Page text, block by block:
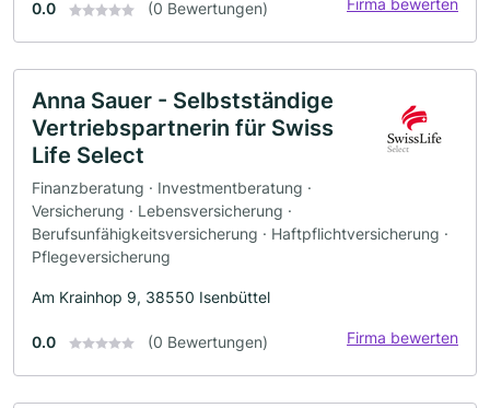
0.0 (0 Bewertungen) Firma bewerten
Anna Sauer - Selbstständige
Vertriebspartnerin für Swiss
Life Select
Finanzberatung · Investmentberatung ·
Versicherung · Lebensversicherung ·
Berufsunfähigkeitsversicherung · Haftpflichtversicherung ·
Pflegeversicherung
Am Krainhop 9, 38550 Isenbüttel
0.0 (0 Bewertungen) Firma bewerten